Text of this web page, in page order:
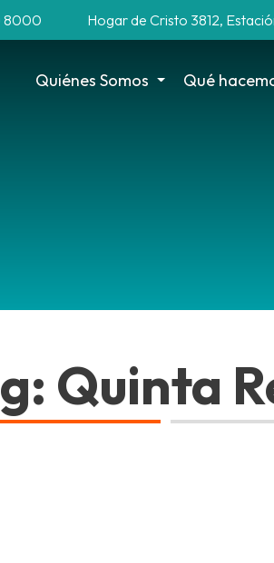
8000 Hogar de Cristo 3812,
Quiénes Somos Qué
Quinta